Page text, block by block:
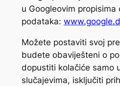
u Googleovim propisima
podataka:
Možete postaviti svoj
budete obaviješteni o
dopustiti kolačiće samo
slučajevima, isključiti